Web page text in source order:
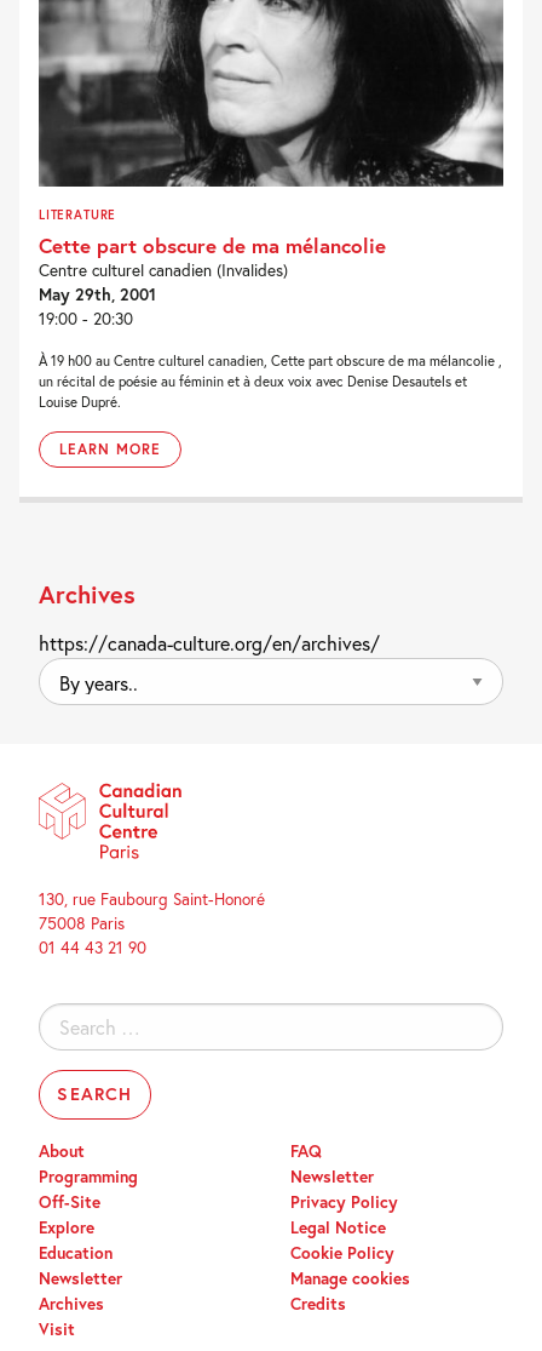
LITERATURE
Cette part obscure de ma mélancolie
Centre culturel canadien (Invalides)
May 29th, 2001
19:00 - 20:30
À 19 h00 au Centre culturel canadien, Cette part obscure de ma mélancolie ,
un récital de poésie au féminin et à deux voix avec Denise Desautels et
Louise Dupré.
LEARN MORE
Archives
https://canada-culture.org/en/archives/
By
years..
130, rue Faubourg Saint-Honoré
75008 Paris
01 44 43 21 90
Search
for:
About
Programming
Off-Site
Explore
Education
Newsletter
Archives
Visit
FAQ
Newsletter
Privacy Policy
Legal Notice
Cookie Policy
Manage cookies
Credits